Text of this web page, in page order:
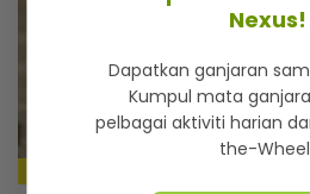
Nexus!
Dapatkan ganjaran
Kumpul mata
pelbagai aktiviti harian
the-